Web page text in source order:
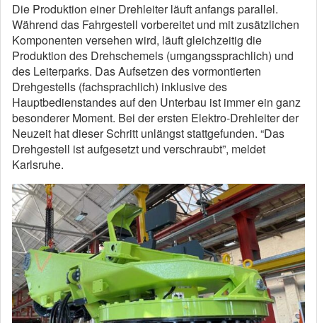
Die Produktion einer Drehleiter läuft anfangs parallel.
Während das Fahrgestell vorbereitet und mit zusätzlichen
Komponenten versehen wird, läuft gleichzeitig die
Produktion des Drehschemels (umgangssprachlich) und
des Leiterparks. Das Aufsetzen des vormontierten
Drehgestells (fachsprachlich) inklusive des
Hauptbedienstandes auf den Unterbau ist immer ein ganz
besonderer Moment. Bei der ersten Elektro-Drehleiter der
Neuzeit hat dieser Schritt unlängst stattgefunden. “Das
Drehgestell ist aufgesetzt und verschraubt”, meldet
Karlsruhe.